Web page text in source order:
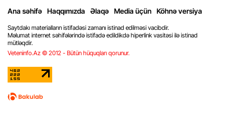
Ana səhifə Haqqımızda Əlaqə Media üçün Köhnə versiya
Saytdakı materialların istifadəsi zamanı istinad edilməsi vacibdir.
Məlumat internet səhifələrində istifadə edildikdə hiperlink vasitəsi ilə istinad
mütləqdir.
Veteninfo.Az © 2012 - Bütün hüquqları qorunur.